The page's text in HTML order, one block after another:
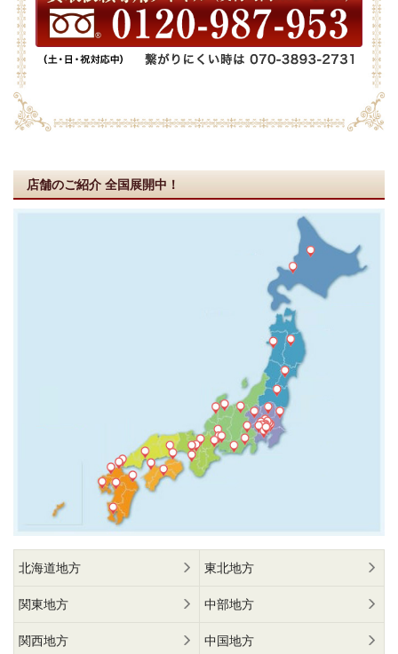
店舗のご紹介 全国展開中！
北海道地方 東北地方
関東地方 中部地方
関西地方 中国地方